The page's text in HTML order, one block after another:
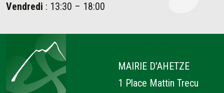
Vendredi : 13:30 – 18:00
MAIRIE D'AHETZE
1 Place Mattin Trecu